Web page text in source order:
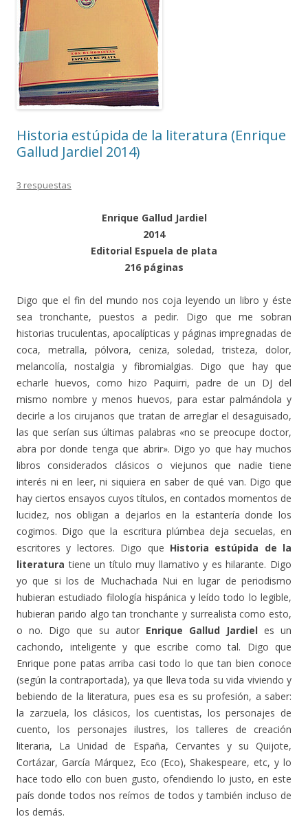
Historia estúpida de la literatura (Enrique
Gallud Jardiel 2014)
3 respuestas
Enrique Gallud Jardiel
2014
Editorial Espuela de plata
216 páginas
Digo que el fin del mundo nos coja leyendo un libro y éste
sea tronchante, puestos a pedir. Digo que me sobran
historias truculentas, apocalípticas y páginas impregnadas de
coca, metralla, pólvora, ceniza, soledad, tristeza, dolor,
melancolía, nostalgia y fibromialgias. Digo que hay que
echarle huevos, como hizo Paquirri, padre de un DJ del
mismo nombre y menos huevos, para estar palmándola y
decirle a los cirujanos que tratan de arreglar el desaguisado,
las que serían sus últimas palabras «no se preocupe doctor,
abra por donde tenga que abrir». Digo yo que hay muchos
libros considerados clásicos o viejunos que nadie tiene
interés ni en leer, ni siquiera en saber de qué van. Digo que
hay ciertos ensayos cuyos títulos, en contados momentos de
lucidez, nos obligan a dejarlos en la estantería donde los
cogimos. Digo que la escritura plúmbea deja secuelas, en
escritores y lectores. Digo que Historia estúpida de la
literatura tiene un título muy llamativo y es hilarante. Digo
yo que si los de Muchachada Nui en lugar de periodismo
hubieran estudiado filología hispánica y leído todo lo legible,
hubieran parido algo tan tronchante y surrealista como esto,
o no. Digo que su autor Enrique Gallud Jardiel es un
cachondo, inteligente y que escribe como tal. Digo que
Enrique pone patas arriba casi todo lo que tan bien conoce
(según la contraportada), ya que lleva toda su vida viviendo y
bebiendo de la literatura, pues esa es su profesión, a saber:
la zarzuela, los clásicos, los cuentistas, los personajes de
cuento, los personajes ilustres, los talleres de creación
literaria, La Unidad de España, Cervantes y su Quijote,
Cortázar, García Márquez, Eco (Eco), Shakespeare, etc, y lo
hace todo ello con buen gusto, ofendiendo lo justo, en este
país donde todos nos reímos de todos y también incluso de
los demás.